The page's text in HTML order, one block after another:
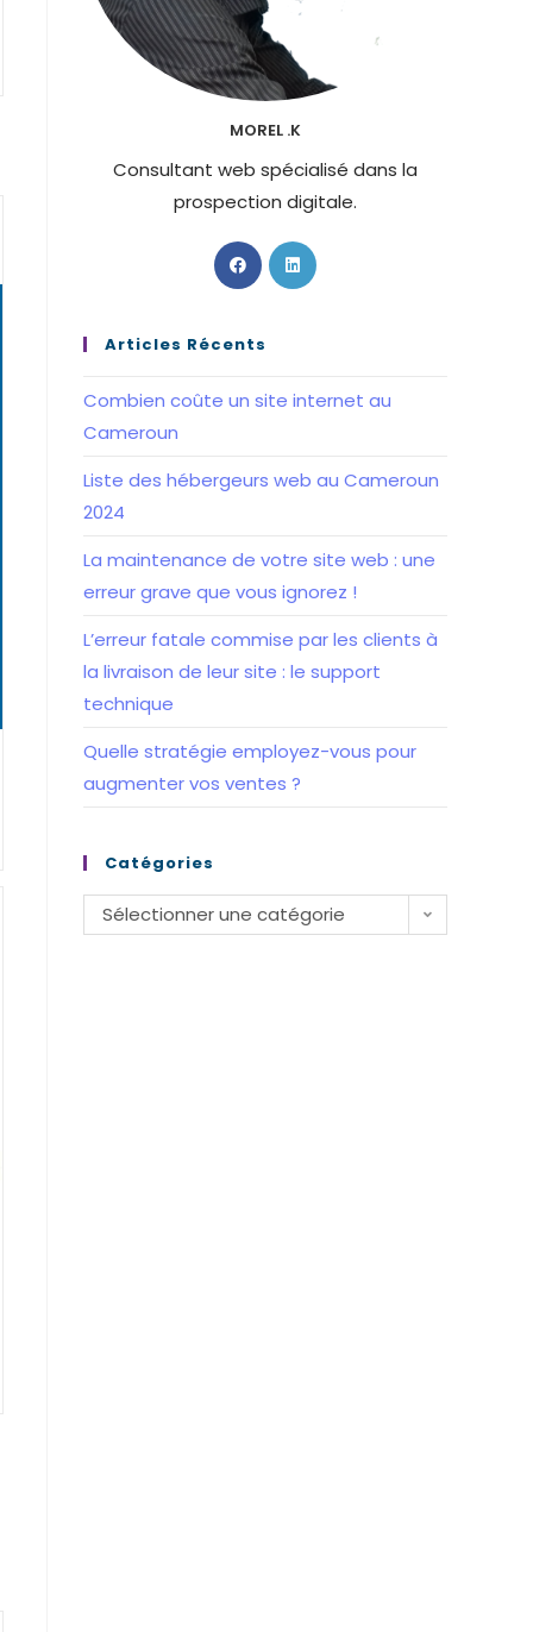
MOREL .K
Consultant web spécialisé dans la
prospection digitale.
S’ouvre
dans
nouvel
S’ouvre
Articles Récents
Combien coûte un site internet au
Cameroun
Liste des hébergeurs web au Cameroun
2024
La maintenance de votre site web : une
erreur grave que vous ignorez !
L’erreur fatale commise par les clients à
la livraison de leur site : le support
technique
Quelle stratégie employez-vous pour
augmenter vos ventes ?
Catégories
Catégories
Sélectionner une catégorie